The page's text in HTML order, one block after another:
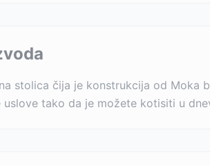
stolica čija je konstrukcija od Moka
uslove tako da je možete kotisiti u